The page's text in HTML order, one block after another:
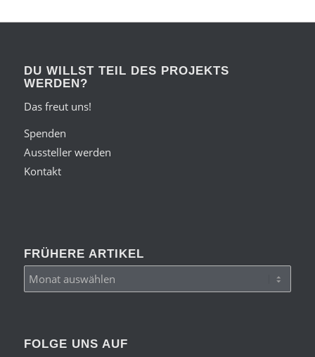
DU WILLST TEIL DES PROJEKTS
WERDEN?
Das freut uns!
Spenden
Aussteller werden
Kontakt
FRÜHERE ARTIKEL
FOLGE UNS AUF